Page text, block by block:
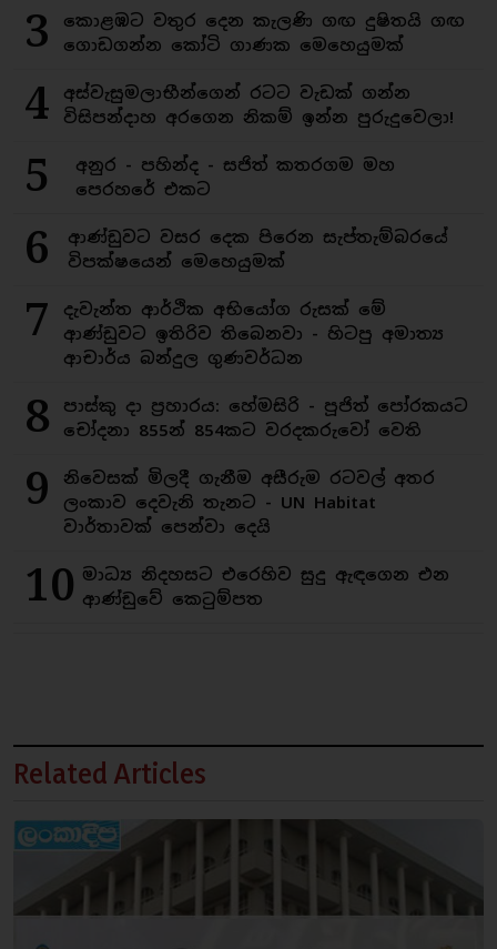
3
කොළඹට වතුර දෙන කැලණි ගඟ දුෂිතයි ගඟ
ගොඩගන්න කෝටි ගාණක මෙහෙයුමක්
4
අස්වැසුමලාභීන්ගෙන් රටට වැඩක් ගන්න
විසිපන්දාහ අරගෙන නිකම් ඉන්න පුරුදුවෙලා!
5
අනුර - පහින්ද - සජිත් කතරගම මහ
පෙරහරේ එකට
6
ආණ්ඩුවට වසර දෙක පිරෙන සැප්තැම්බරයේ
විපක්ෂයෙන් මෙහෙයුමක්
7
දැවැන්ත ආර්ථික අභියෝග රුසක් මේ
ආණ්ඩුවට ඉතිරිව තිබෙනවා - හිටපු අමාත්‍ය
ආචාර්ය බන්දුල ගුණවර්ධන
8
පාස්කු දා ප්‍රහාරය: හේමසිරි - පූජිත් පෝරකයට
චෝදනා 855න් 854කට වරදකරුවෝ වෙති
9
නිවෙසක් මිලදී ගැනීම අසීරුම රටවල් අතර
ලංකාව දෙවැනි තැනට - UN Habitat
වාර්තාවක් පෙන්වා දෙයි
10 මාධ්‍ය නිදහසට එරෙහිව සුදු ඇඳගෙන එන
ආණ්ඩුවේ කෙටුම්පත
Related Articles